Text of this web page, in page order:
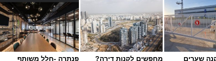
שערים
מחפשים לקנות דירה?
פנתרה -חלל משותף